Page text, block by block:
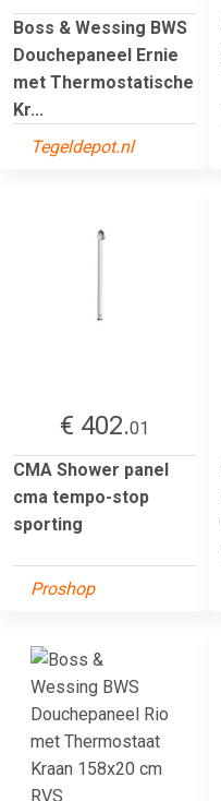
Boss & Wessing BWS
Douchepaneel Ernie
met Thermostatische
Kr...
Tegeldepot.nl
€ 402.01
CMA Shower panel
cma tempo-stop
sporting
Proshop